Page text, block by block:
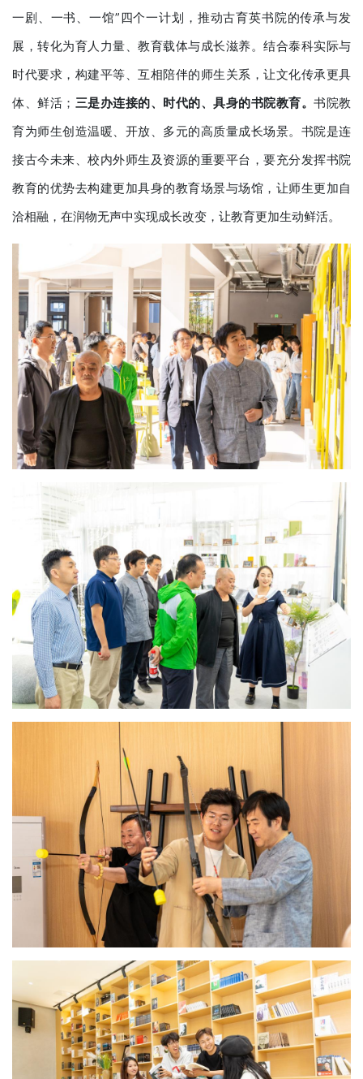
一剧、一书、一馆”四个一计划，推动古育英书院的传承与发
展，转化为育人力量、教育载体与成长滋养。结合泰科实际与
时代要求，构建平等、互相陪伴的师生关系，让文化传承更具
体、鲜活； 三是办连接的、时代的、具身的书院教育。 书院教
育为师生创造温暖、开放、多元的高质量成长场景。书院是连
接古今未来、校内外师生及资源的重要平台，要充分发挥书院
教育的优势去构建更加具身的教育场景与场馆，让师生更加自
洽相融，在润物无声中实现成长改变，让教育更加生动鲜活。